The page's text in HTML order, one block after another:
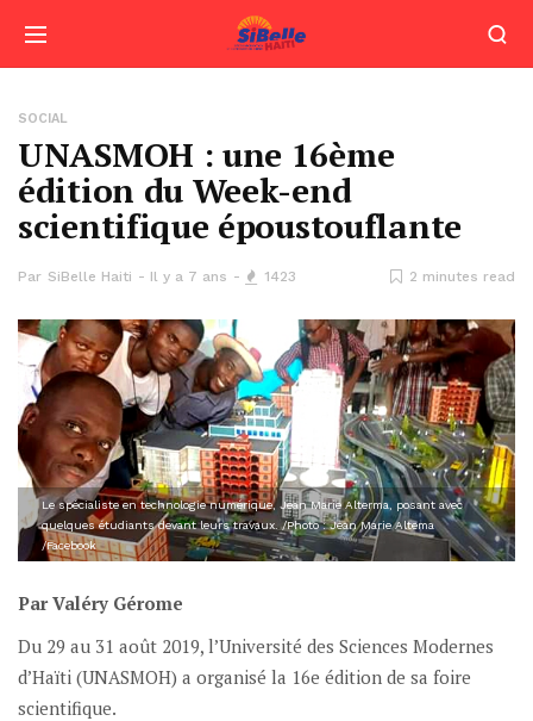
SOCIAL
UNASMOH : une 16ème
édition du Week-end
scientifique époustouflante
Par SiBelle Haiti Il y a 7 ans 1423 2 minutes read
Le spécialiste en technologie numérique, Jean Marie Alterma, posant avec
quelques étudiants devant leurs travaux. /Photo : Jean Marie Altema
/Facebook
Par Valéry Gérome
Du 29 au 31 août 2019, l’Université des Sciences Modernes
d’Haïti (UNASMOH) a organisé la 16e édition de sa foire
scientifique.